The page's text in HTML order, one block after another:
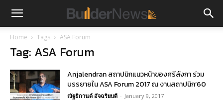
Home Tags ASA Forum
Tag: ASA Forum
Anjalendran สถาปนิกแนวหน้าของศรีลังกา ร่วม
บรรยายใน ASA Forum 2017 ณ งานสถาปนิก’60
ณัฐธิกานต์ อัจฉริยบดี - January 9, 2017